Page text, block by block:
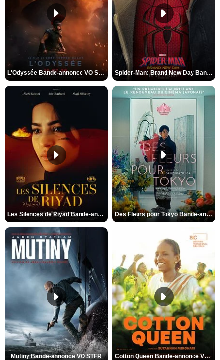
L'Odyssée Bande-annonce VO STFR Spider-Man: Brand New Day Bande-annonce VO STFR
Les Silences de Riyad Bande-annonce VO STFR Des Fleurs pour Tokyo Bande-annonce VO STFR
Mutiny Bande-annonce VO STFR Cotton Queen Bande-annonce VO STFR